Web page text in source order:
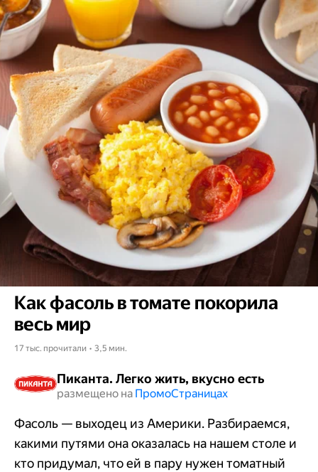
Как фасоль в томате покорила
весь мир
17 тыс. прочитали • 3,5 мин.
Пиканта. Легко жить, вкусно есть
размещено на Промо​​​​​​​Страницах
Фасоль — выходец из Америки. Разбираемся,
какими путями она оказалась на нашем столе и
кто придумал, что ей в пару нужен томатный